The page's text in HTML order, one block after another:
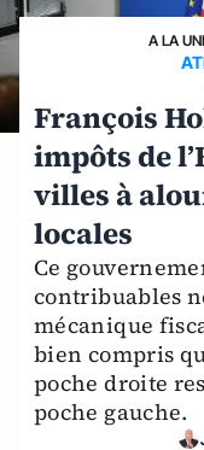
A LA
François
impôts de
villes à
locales
Ce
contribuables
mécanique
bien compris
poche droite
poche gauche.